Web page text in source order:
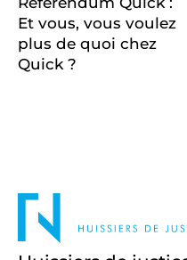
Et vous, vous voulez
plus de quoi chez
Quick ?